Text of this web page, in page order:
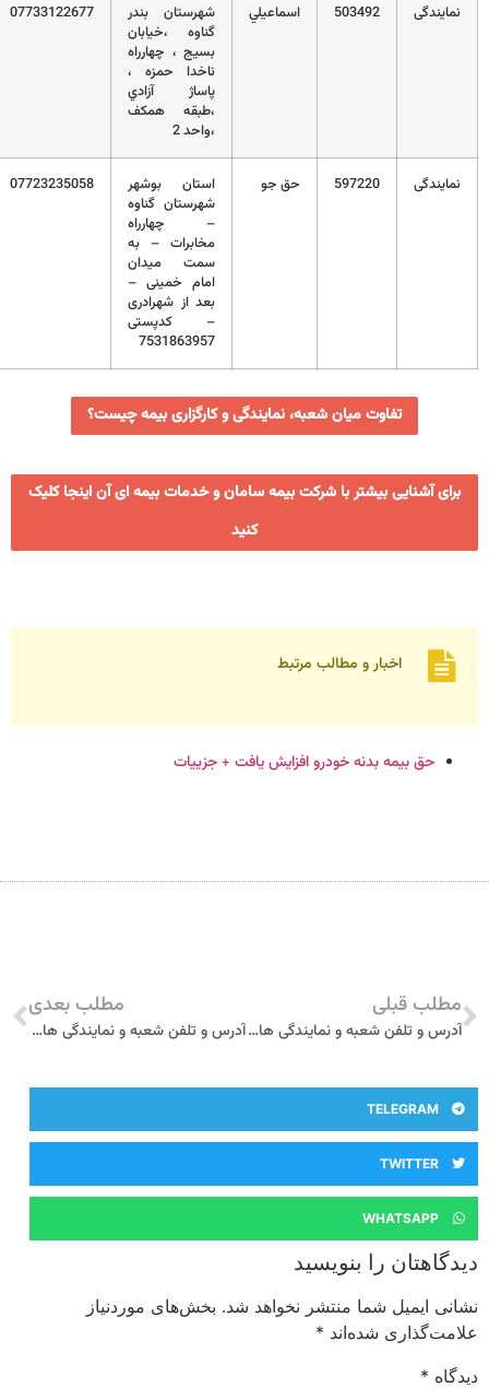
نمایندگی 503492 اسماعيلي
شهرستان بندر
گناوه ،‌خيابان
بسيج ، چهارراه
ناخدا حمزه ،
پاساژ آزادي
،‌طبقه همكف
،‌واحد 2
07733122677
نمایندگی 597220 حق جو
استان بوشهر
شهرستان گناوه
– چهارراه
مخابرات – به
سمت میدان
امام خمینی –
بعد از شهرادری
– کدپستی
7531863957
07723235058
تفاوت میان شعبه، نمایندگی و کارگزاری بیمه چیست؟
برای آشنایی بیشتر با شرکت بیمه سامان و خدمات بیمه ای آن اینجا کلیک
کنید
اخبار و مطالب مرتبط
حق بیمه بدنه خودرو افزایش یافت + جزییات
مطلب قبلی
آدرس و تلفن شعبه و نمایندگی های بیمه پارسیان در بوشهر
مطلب بعدی
آدرس و تلفن شعبه و نمایندگی های بیمه پارسیان در خورموج
TELEGRAM
TWITTER
WHATSAPP
دیدگاهتان را بنویسید
نشانی ایمیل شما منتشر نخواهد شد. بخش‌های موردنیاز
علامت‌گذاری شده‌اند*
دیدگاه*